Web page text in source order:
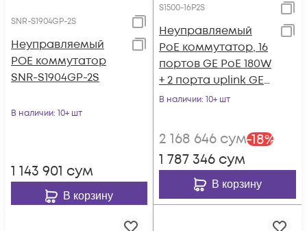
SNR-S1904GP-2S
Неуправляемый
POE коммутатор
SNR-S1904GP-2S
В наличии: 10+ шт
1 143 901 сум
В корзину
S1500-16P2S
Неуправляемый
PoE коммутатор, 16
портов GE PoE 180W
+ 2 порта uplink GE
SFP
В наличии: 10+ шт
2 168 646 сум-18%
1 787 346 сум
В корзину